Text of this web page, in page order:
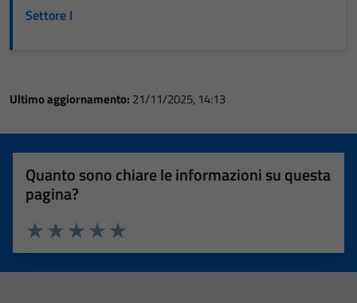
Settore I
Ultimo aggiornamento: 21/11/2025, 14:13
Quanto sono chiare le informazioni su questa
pagina?
Valuta 5 stelle su 5
Valuta 4 stelle su 5
Valuta 3 stelle su 5
Valuta 2 stelle su 5
Valuta 1 stelle su 5